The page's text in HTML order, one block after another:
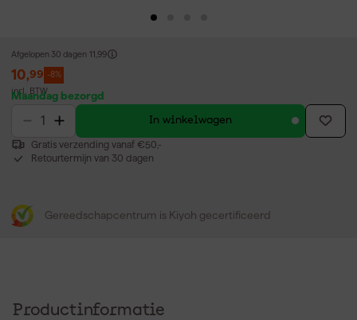
Afgelopen 30 dagen 11,99
10,99 -8%
incl. BTW
Maandag bezorgd
In winkelwagen
Gratis verzending vanaf €50,-
Retourtermijn van 30 dagen
Gereedschapcentrum is Kiyoh gecertificeerd
Productinformatie